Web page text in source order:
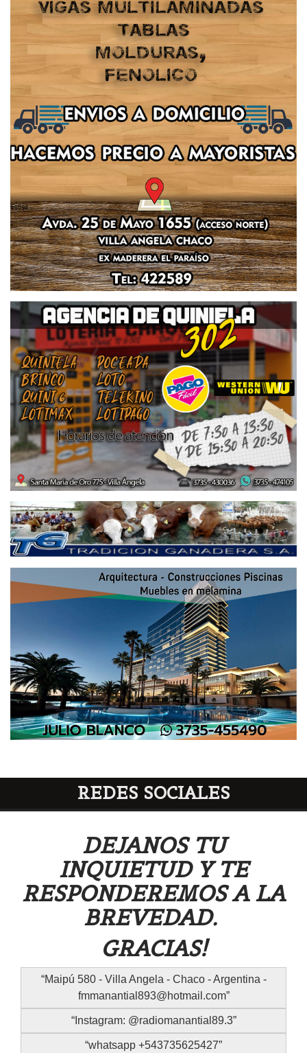
REDES SOCIALES
DEJANOS TU
INQUIETUD Y TE
RESPONDEREMOS A LA
BREVEDAD.
GRACIAS!
Maipú 580 - Villa Angela - Chaco - Argentina -
fmmanantial893@hotmail.com
Instagram: @radiomanantial89.3
whatsapp +543735625427